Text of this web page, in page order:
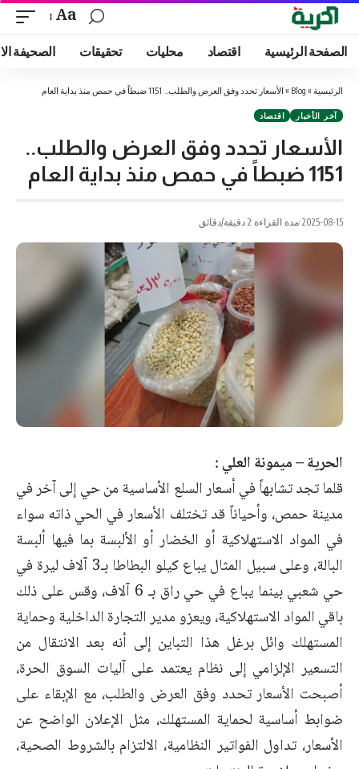
Aa
الصفحة الرئيسية اقتصاد محليات تحقيقات الصحيفة
الرئيسية »
Blog
» الأسعار تحدد وفق العرض والطلب.. 1151 ضبطاً في حمص منذ بداية العام
آخر الأخبار اقتصاد
الأسعار تحدد وفق العرض والطلب..
1151 ضبطاً في حمص منذ بداية العام
2025-08-15 مدة القراءة 2 دقيقة/دقائق
الحرية – ميمونة العلي :
قلما تجد تشابهاً في أسعار السلع الأساسية من حي إلى آخر في
مدينة حمص، وأحياناً قد تختلف الأسعار في الحي ذاته سواء
في المواد الاستهلاكية أو الخضار أو الألبسة بما فيها ألبسة
البالة، وعلى سبيل المثال يباع كيلو البطاطا بـ3 آلاف ليرة في
حي شعبي بينما يباع في حي راق بـ 6 آلاف، وقس على ذلك
باقي المواد الاستهلاكية، ويعزو مدير التجارة الداخلية وحماية
المستهلك وائل برغل هذا التباين إلى أنه بعد الانتقال من
التسعير الإلزامي إلى نظام يعتمد على آليات السوق الحرة،
أصبحت الأسعار تحدد وفق العرض والطلب، مع الإبقاء على
ضوابط أساسية لحماية المستهلك، مثل الإعلان الواضح عن
الأسعار، تداول الفواتير النظامية، الالتزام بالشروط الصحية،